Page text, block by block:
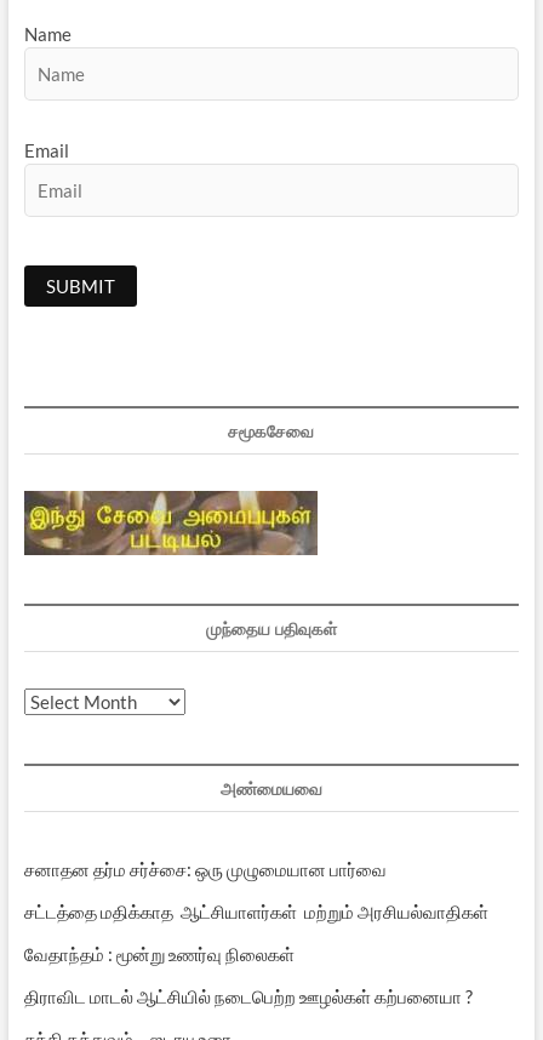
Name
Email
சமூகசேவை
முந்தைய பதிவுகள்
முந்தைய
அண்மையவை
சனாதன தர்ம சர்ச்சை: ஒரு முழுமையான பார்வை
சட்டத்தை மதிக்காத ஆட்சியாளர்கள் மற்றும் அரசியல்வாதிகள்
வேதாந்தம் : மூன்று உணர்வு நிலைகள்
திராவிட மாடல் ஆட்சியில் நடைபெற்ற ஊழல்கள் கற்பனையா ?